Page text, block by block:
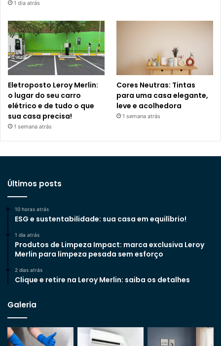
1 dia atrás
Eletroposto Leroy Merlin:
o lugar do seu carro
elétrico e de tudo o que
sua casa precisa!
1 semana atrás
Cores Neutras: Tintas
para uma casa elegante,
leve e acolhedora
1 semana atrás
Últimos posts
10 horas atrás
ESG e sustentabilidade: sua casa em equilíbrio!
1 dia atrás
Produtos de Limpeza Impact: marca exclusiva Leroy
Merlin para limpeza pesada sem esforço
2 dias atrás
Clique e retire na Leroy Merlin: saiba os detalhes
Galeria